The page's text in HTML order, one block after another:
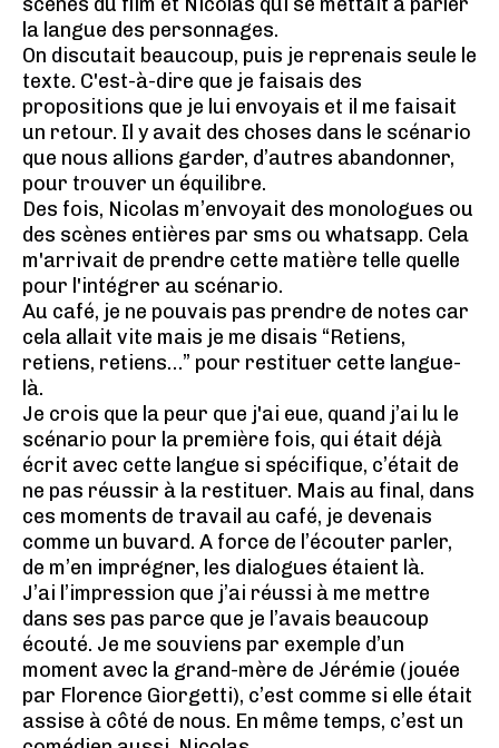
la langue des personnages.
On discutait beaucoup, puis je reprenais seule le
texte. C'est-à-dire que je faisais des
propositions que je lui envoyais et il me faisait
un retour. Il y avait des choses dans le scénario
que nous allions garder, d’autres abandonner,
pour trouver un équilibre.
Des fois, Nicolas m’envoyait des monologues ou
des scènes entières par sms ou whatsapp. Cela
m'arrivait de prendre cette matière telle quelle
pour l'intégrer au scénario.
Au café, je ne pouvais pas prendre de notes car
cela allait vite mais je me disais “Retiens,
retiens, retiens…” pour restituer cette langue-
là.
Je crois que la peur que j'ai eue, quand j’ai lu le
scénario pour la première fois, qui était déjà
écrit avec cette langue si spécifique, c’était de
ne pas réussir à la restituer. Mais au final, dans
ces moments de travail au café, je devenais
comme un buvard. A force de l’écouter parler,
de m’en imprégner, les dialogues étaient là.
J’ai l’impression que j’ai réussi à me mettre
dans ses pas parce que je l’avais beaucoup
écouté. Je me souviens par exemple d’un
moment avec la grand-mère de Jérémie (jouée
par Florence Giorgetti), c’est comme si elle était
assise à côté de nous. En même temps, c’est un